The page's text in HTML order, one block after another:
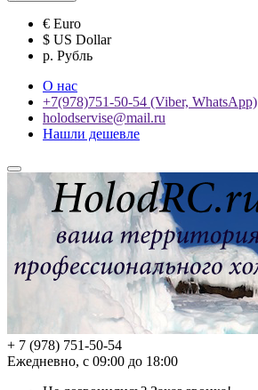
€ Euro
$ US Dollar
р. Рубль
О нас
+7(978)751-50-54 (Viber, WhatsApp)
holodservise@mail.ru
Нашли дешевле
+ 7 (978) 751-50-54
Ежедневно, с 09:00 до 18:00